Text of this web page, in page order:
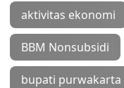
aktivitas ekonomi
BBM Nonsubsidi
bupati purwakarta